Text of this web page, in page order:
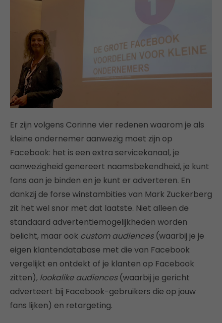
Er zijn volgens Corinne vier redenen waarom je als
kleine ondernemer aanwezig moet zijn op
Facebook: het is een extra servicekanaal, je
aanwezigheid genereert naamsbekendheid, je kunt
fans aan je binden en je kunt er adverteren. En
dankzij de forse winstambities van Mark Zuckerberg
zit het wel snor met dat laatste. Niet alleen de
standaard advertentiemogelijkheden worden
belicht, maar ook custom audiences(waarbij je je
eigen klantendatabase met die van Facebook
vergelijkt en ontdekt of je klanten op Facebook
zitten), lookalike audiences(waarbij je gericht
adverteert bij Facebook-gebruikers die op jouw
fans lijken) en retargeting.